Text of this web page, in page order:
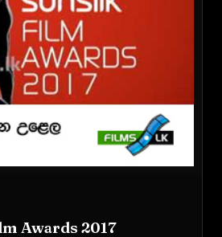
Awards 2017